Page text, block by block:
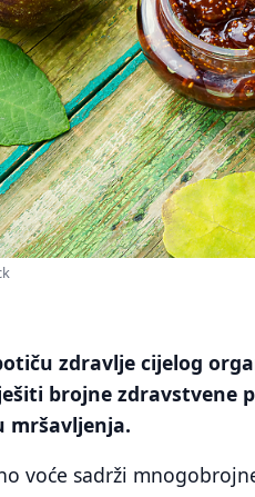
zdravlje cijelog
brojne zdravstvene
mršavljenja.
voće sadrži